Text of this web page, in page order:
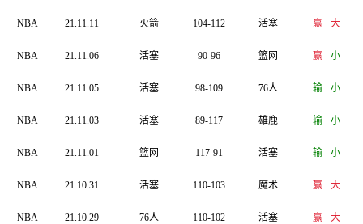
NBA 21.11.11 火箭 104-112 活塞 赢 大
NBA 21.11.06 活塞 90-96 篮网 赢 小
NBA 21.11.05 活塞 98-109 76人 输 小
NBA 21.11.03 活塞 89-117 雄鹿 输 小
NBA 21.11.01 篮网 117-91 活塞 输 小
NBA 21.10.31 活塞 110-103 魔术 赢 大
NBA 21.10.29 76人 110-102 活塞 赢 大